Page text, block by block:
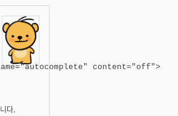
content="off">
다.